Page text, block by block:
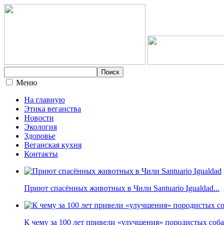
Меню
На главную
Этика веганства
Новости
Экология
Здоровье
Веганская кухня
Контакты
Приют спасённых животных в Чили Santuario Igualdad...
К чему за 100 лет привели «улучшения» породистых